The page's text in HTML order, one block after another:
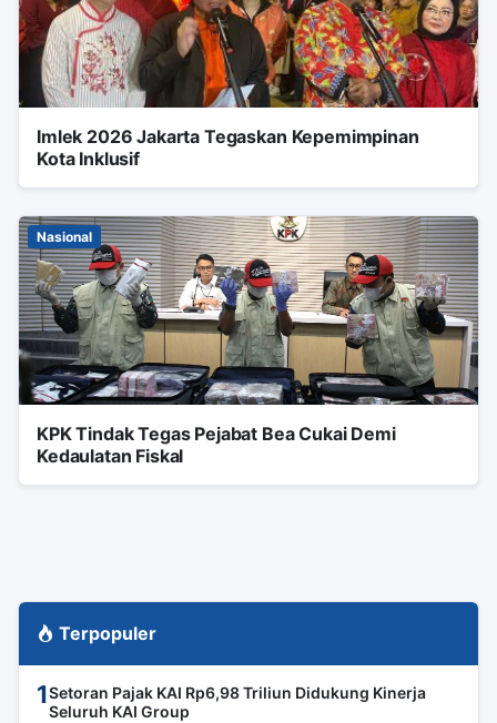
Imlek 2026 Jakarta Tegaskan Kepemimpinan
Kota Inklusif
Nasional
KPK Tindak Tegas Pejabat Bea Cukai Demi
Kedaulatan Fiskal
Terpopuler
1Setoran Pajak KAI Rp6,98 Triliun Didukung Kinerja
Seluruh KAI Group